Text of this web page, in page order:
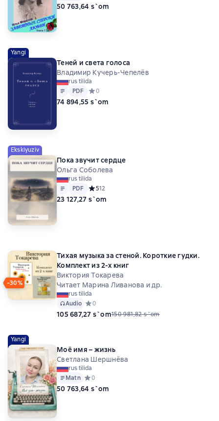
50 763,64 s`om
Yangi
Теней и света голоса
Владимир Кучерь-Чепелёв
rus tilida
Matn
PDF
PDF Средний рейтинг 0 на основе 0 оценок
0
74 894,55 s`om
Eksklyuziv
Пока звучит сердце
Ольга Соболева
rus tilida
Matn
PDF
PDF Средний рейтинг 5 на основе 12 оценок
512
23 127,27 s`om
−30%
Тихая музыка за стеной. Короткие гудки.
Комплект из 2-х книг
Виктория Токарева
Читает Марина Ливанова и др.
rus tilida
Audio Средний рейтинг 0 на основе 0 оценок
0
105 687,27 s`om150 981,82 s`om
Yangi
Моё имя – жизнь
Светлана Шершнёва
rus tilida
Matn Средний рейтинг 0 на основе 0 оценок
0
50 763,64 s`om